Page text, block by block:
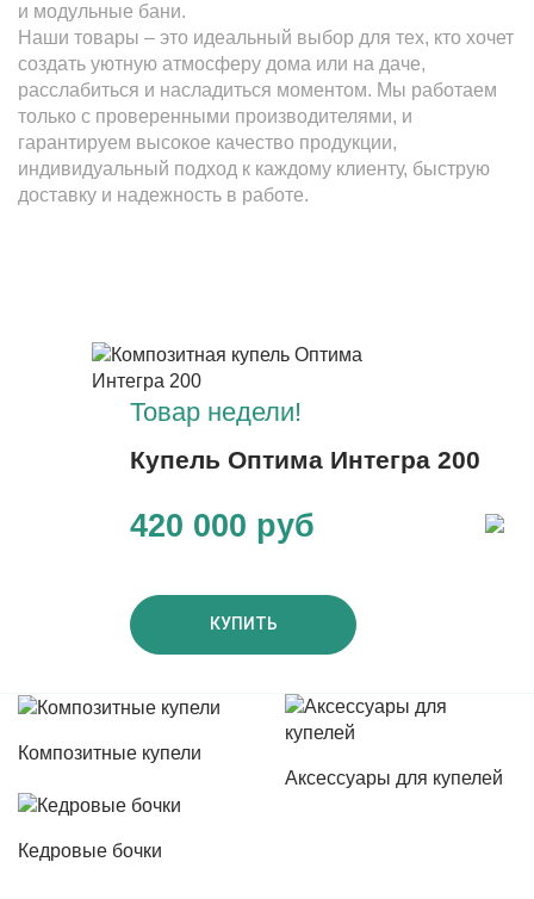
и модульные бани.
Наши товары – это идеальный выбор для тех, кто хочет
создать уютную атмосферу дома или на даче,
расслабиться и насладиться моментом. Мы работаем
только с проверенными производителями, и
гарантируем высокое качество продукции,
индивидуальный подход к каждому клиенту, быструю
доставку и надежность в работе.
Товар недели!
Купель Оптима Интегра 200
420 000 руб
КУПИТЬ
Композитные купели
Аксессуары для купелей
Кедровые бочки